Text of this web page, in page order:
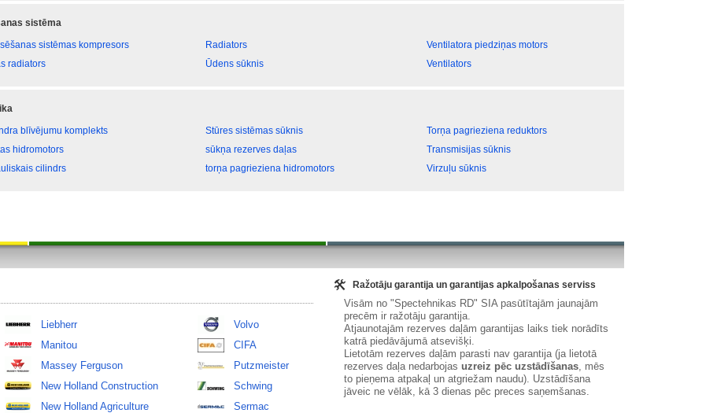
sistēma
sistēmas kompresors
radiators
Radiators
Ūdens sūknis
Ventilatora piedziņas motors
Ventilators
blīvējumu komplekts
hidromotors
cilindrs
Stūres sistēmas sūknis
sūkņa rezerves daļas
torņa pagrieziena hidromotors
Torņa pagrieziena reduktors
Transmisijas sūknis
Virzuļu sūknis
Liebherr
Manitou
Massey Ferguson
New Holland Construction
New Holland Agriculture
Volvo
CIFA
Putzmeister
Schwing
Sermac
Ražotāju garantija un garantijas apkalpošanas serviss
Visām no "Spectehnikas RD" SIA pasūtītajām jaunajām
precēm ir ražotāju garantija.
Atjaunotajām rezerves daļām garantijas laiks tiek norādīts
katrā piedāvājumā atsevišķi.
Lietotām rezerves daļām parasti nav garantija (ja lietotā
rezerves daļa nedarbojas uzreiz pēc uzstādīšanas, mēs
to pieņema atpakaļ un atgriežam naudu). Uzstādīšana
jāveic ne vēlāk, kā 3 dienas pēc preces saņemšanas.